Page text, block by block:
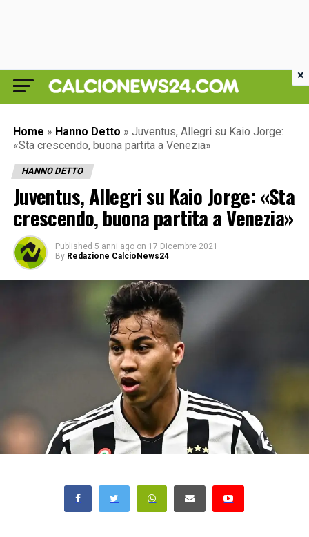
Home » Hanno Detto » Juventus, Allegri su Kaio Jorge:
«Sta crescendo, buona partita a Venezia»
HANNO DETTO
Juventus, Allegri su Kaio Jorge: «Sta
crescendo, buona partita a Venezia»
Published 5 anni ago on 17 Dicembre 2021
By Redazione CalcioNews24
×